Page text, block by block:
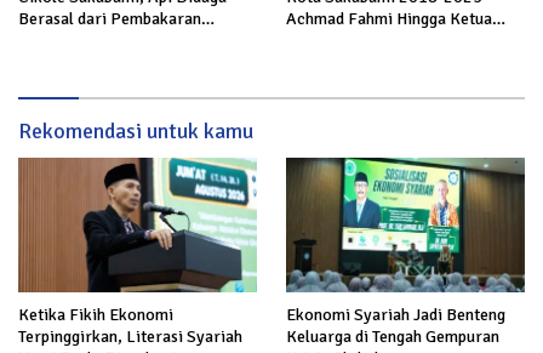
Berasal dari Pembakaran
Achmad Fahmi Hingga Ketua
Rekomendasi untuk kamu
Ketika Fikih Ekonomi
Terpinggirkan, Literasi Syariah
Ekonomi Syariah Jadi Benteng
Keluarga di Tengah Gempuran